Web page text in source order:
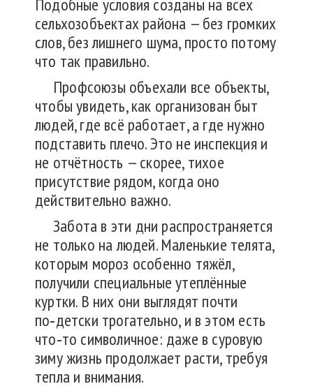
Подобные условия созданы на всех
сельхозобъектах района — без громких
слов, без лишнего шума, просто потому
что так правильно.
Профсоюзы объехали все объекты,
чтобы увидеть, как организован быт
людей, где всё работает, а где нужно
подставить плечо. Это не инспекция и
не отчётность — скорее, тихое
присутствие рядом, когда оно
действительно важно.
Забота в эти дни распространяется
не только на людей. Маленькие телята,
которым мороз особенно тяжёл,
получили специальные утеплённые
куртки. В них они выглядят почти
по‑детски трогательно, и в этом есть
что‑то символичное: даже в суровую
зиму жизнь продолжает расти, требуя
тепла и внимания.